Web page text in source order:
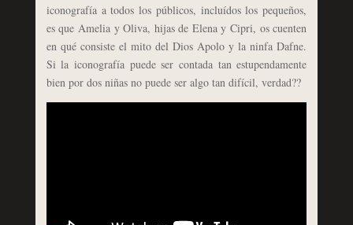
iconografía a todos los públicos, incluídos los pequeños,
es que Amelia y Oliva, hijas de Elena y Cipri, os cuenten
en qué consiste el mito del Dios Apolo y la ninfa Dafne.
Si la iconografía puede ser contada tan estupendamente
bien por dos niñas no puede ser algo tan difícil, verdad??